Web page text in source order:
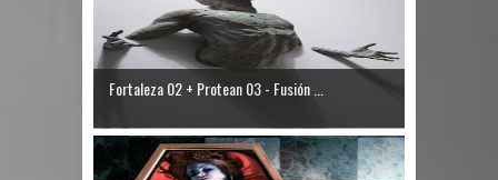
Fortaleza 02 + Protean 03 - Fusión ...